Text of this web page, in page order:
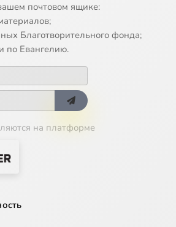
почтовом ящике:
Благотворительного фонда;
по Евангелию.
на платформе